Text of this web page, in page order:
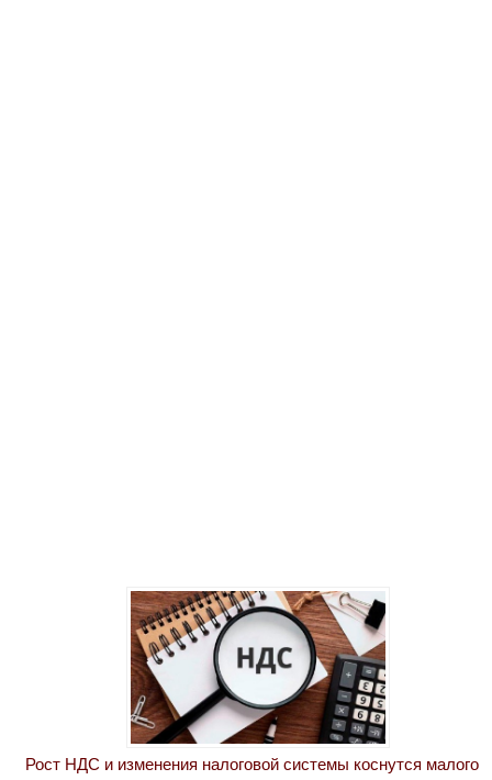
Рост НДС и изменения налоговой системы коснутся малого